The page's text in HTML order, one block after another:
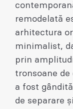
remodelată
arhitectura
minimalist,
prin
tronsoane
a fost
de separare